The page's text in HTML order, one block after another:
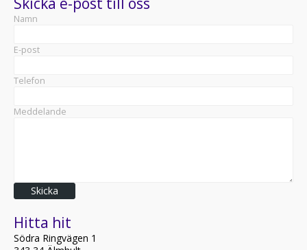
Namn
E-post
Telefon
Meddelande
Skicka
Hitta hit
Södra Ringvägen 1